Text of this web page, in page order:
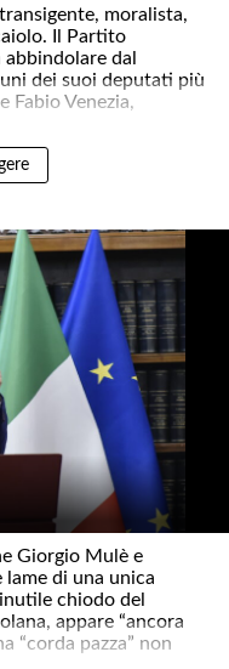
moralista,
Il Partito
dal
dei suoi deputati più
Fabio Venezia,
Giorgio Mulè e
lame di una unica
chiodo del
appare “ancora
“corda pazza” non